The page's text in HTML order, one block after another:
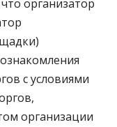
организатор
с условиями
организации